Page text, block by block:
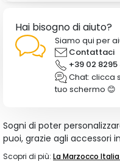
Hai bisogno di aiuto?
Siamo qui per
Contattaci
+39 02 8295
Chat: clicca
tuo schermo 😊
Sogni di poter
puoi, grazie agli accessori
Scopri di più: La Marzocco Italia